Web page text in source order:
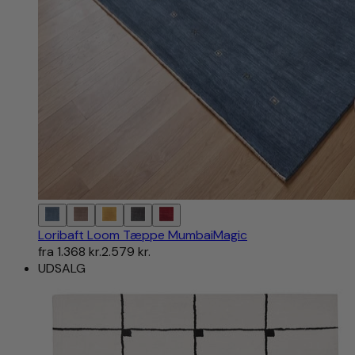
Loribaft Loom Tæppe MumbaiMagic
fra 1.368 kr.2.579 kr.
UDSALG